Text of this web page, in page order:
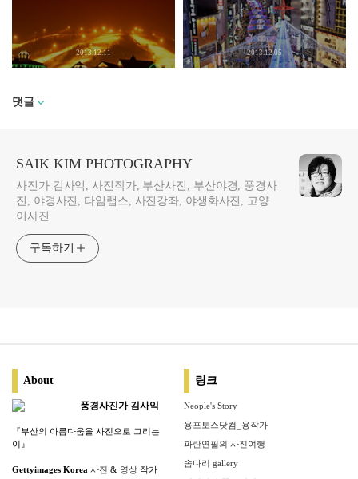
2013.12.11 2013.12.05
댓글
SAIK KIM PHOTOGRAPHY
사진가 김사익, 사진작가, 부산사진, 부산야경, 풍경사
진, 야경사진, 타임랩스, 사진강좌, 야생화사진, 고양
이사진
구독하기
About
풍경사진가 김사익
『부산의 아름다움을 사진으로 그리는
이』
Gettyimages Korea 사진 & 영상 작가
링크
Neople's Story
용포토스닷컴_용작가
파란연필의 사진여행
솜다리 gallery